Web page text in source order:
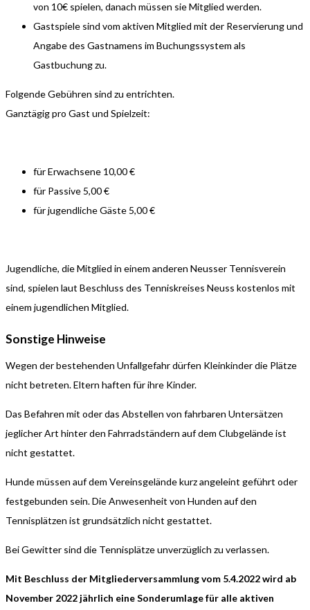
von 10€ spielen, danach müssen sie Mitglied werden.
Gastspiele sind vom aktiven Mitglied mit der Reservierung und
Angabe des Gastnamens im Buchungssystem als
Gastbuchung zu.
Folgende Gebühren sind zu entrichten.
Ganztägig pro Gast und Spielzeit:
für Erwachsene 10,00 €
für Passive 5,00 €
für jugendliche Gäste 5,00 €
Jugendliche, die Mitglied in einem anderen Neusser Tennisverein
sind, spielen laut Beschluss des Tenniskreises Neuss kostenlos mit
einem jugendlichen Mitglied.
Sonstige Hinweise
Wegen der bestehenden Unfallgefahr dürfen Kleinkinder die Plätze
nicht betreten. Eltern haften für ihre Kinder.
Das Befahren mit oder das Abstellen von fahrbaren Untersätzen
jeglicher Art hinter den Fahrradständern auf dem Clubgelände ist
nicht gestattet.
Hunde müssen auf dem Vereinsgelände kurz angeleint geführt oder
festgebunden sein. Die Anwesenheit von Hunden auf den
Tennisplätzen ist grundsätzlich nicht gestattet.
Bei Gewitter sind die Tennisplätze unverzüglich zu verlassen.
Mit Beschluss der Mitgliederversammlung vom 5.4.2022 wird ab
November 2022 jährlich eine Sonderumlage für alle aktiven